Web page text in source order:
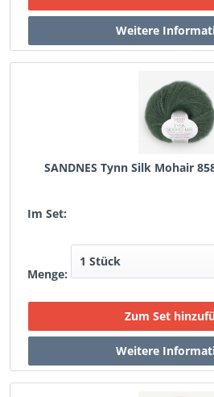
SANDNES Tynn Silk Mohair
Im Set:
Menge: